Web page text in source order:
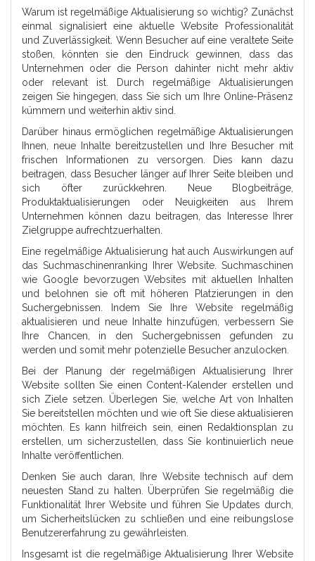
Warum ist regelmäßige Aktualisierung so wichtig? Zunächst
einmal signalisiert eine aktuelle Website Professionalität
und Zuverlässigkeit. Wenn Besucher auf eine veraltete Seite
stoßen, könnten sie den Eindruck gewinnen, dass das
Unternehmen oder die Person dahinter nicht mehr aktiv
oder relevant ist. Durch regelmäßige Aktualisierungen
zeigen Sie hingegen, dass Sie sich um Ihre Online-Präsenz
kümmern und weiterhin aktiv sind.
Darüber hinaus ermöglichen regelmäßige Aktualisierungen
Ihnen, neue Inhalte bereitzustellen und Ihre Besucher mit
frischen Informationen zu versorgen. Dies kann dazu
beitragen, dass Besucher länger auf Ihrer Seite bleiben und
sich öfter zurückkehren. Neue Blogbeiträge,
Produktaktualisierungen oder Neuigkeiten aus Ihrem
Unternehmen können dazu beitragen, das Interesse Ihrer
Zielgruppe aufrechtzuerhalten.
Eine regelmäßige Aktualisierung hat auch Auswirkungen auf
das Suchmaschinenranking Ihrer Website. Suchmaschinen
wie Google bevorzugen Websites mit aktuellen Inhalten
und belohnen sie oft mit höheren Platzierungen in den
Suchergebnissen. Indem Sie Ihre Website regelmäßig
aktualisieren und neue Inhalte hinzufügen, verbessern Sie
Ihre Chancen, in den Suchergebnissen gefunden zu
werden und somit mehr potenzielle Besucher anzulocken.
Bei der Planung der regelmäßigen Aktualisierung Ihrer
Website sollten Sie einen Content-Kalender erstellen und
sich Ziele setzen. Überlegen Sie, welche Art von Inhalten
Sie bereitstellen möchten und wie oft Sie diese aktualisieren
möchten. Es kann hilfreich sein, einen Redaktionsplan zu
erstellen, um sicherzustellen, dass Sie kontinuierlich neue
Inhalte veröffentlichen.
Denken Sie auch daran, Ihre Website technisch auf dem
neuesten Stand zu halten. Überprüfen Sie regelmäßig die
Funktionalität Ihrer Website und führen Sie Updates durch,
um Sicherheitslücken zu schließen und eine reibungslose
Benutzererfahrung zu gewährleisten.
Insgesamt ist die regelmäßige Aktualisierung Ihrer Website